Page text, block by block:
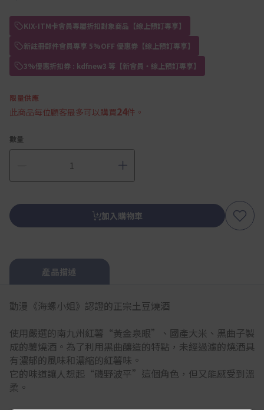
KIX-ITM卡會員專屬折扣對象商品【線上預訂專享】
新註冊郵件會員專享 5%OFF 優惠券【線上預訂專享】
3%優惠折扣券 : kdfnew3 等【新會員・線上預訂專享】
限量供應
此商品每位顧客最多可以購買24件。
數量
加入購物車
產品描述
動漫《海螺小姐》認證的正宗土豆燒酒
使用嚴選的南九州紅薯“黃金泉眼”、國產大米、黑曲子製
成的薯燒酒。為了利用黑曲釀造的特點，未經過濾的燒酒具
有濃郁的風味和濃縮的紅薯味。
它的味道讓人想起“磯野波平”這個角色，但又能感受到溫
柔。